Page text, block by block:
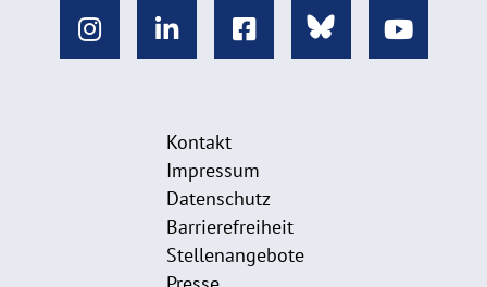
Kontakt
Impressum
Datenschutz
Barrierefreiheit
Stellenangebote